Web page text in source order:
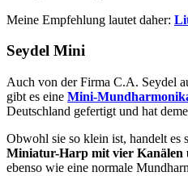
Meine Empfehlung lautet daher:
Seydel Mini
Auch von der Firma C.A. Seydel
gibt es eine Mini-
Deutschland gefertigt und hat
Obwohl sie so klein ist, handelt es
Miniatur-Harp mit vier Kanälen
ebenso wie eine normale